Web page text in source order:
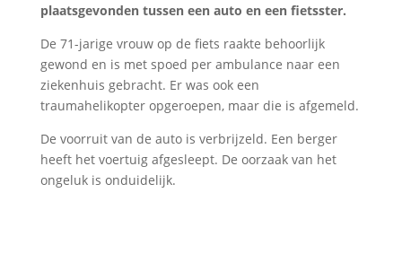
plaatsgevonden tussen een auto en een fietsster.
De 71-jarige vrouw op de fiets raakte behoorlijk
gewond en is met spoed per ambulance naar een
ziekenhuis gebracht. Er was ook een
traumahelikopter opgeroepen, maar die is afgemeld.
De voorruit van de auto is verbrijzeld. Een berger
heeft het voertuig afgesleept. De oorzaak van het
ongeluk is onduidelijk.